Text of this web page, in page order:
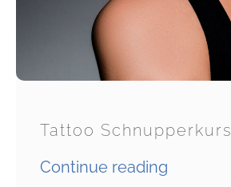
Tattoo Schnupperkurs
Continue reading